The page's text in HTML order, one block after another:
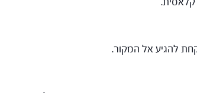
להגיע אל המקור.